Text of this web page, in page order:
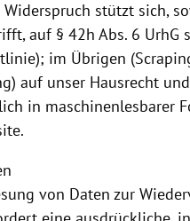
Widerspruch stützt sich,
auf § 42h Abs. 6 UrhG
im Übrigen
auf unser Hausrecht
in maschinenlesbarer
von Daten zur